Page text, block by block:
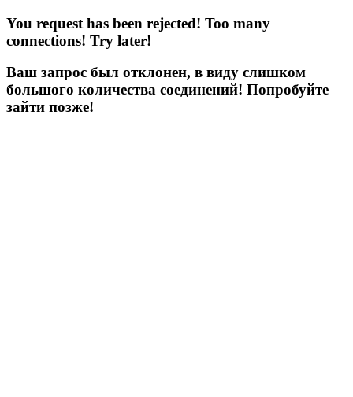
You request has been rejected! Too many
connections! Try later!
Ваш запрос был отклонен, в виду слишком
большого количества соединений! Попробуйте
зайти позже!